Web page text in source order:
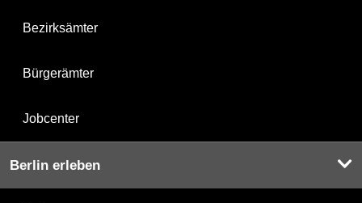
Bezirksämter
Bürgerämter
Jobcenter
Berlin erleben